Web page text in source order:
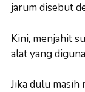
jarum disebut
Kini, menjahit
alat yang
Jika dulu masih